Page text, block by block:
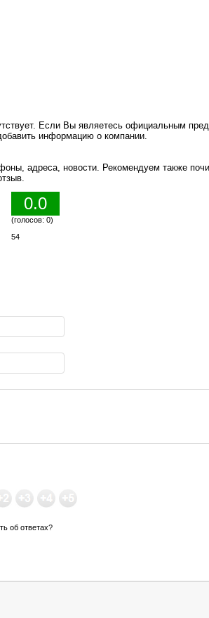
Если Вы являетесь официальным
информацию о компании.
адреса, новости. Рекомендуем также
0.0
(голосов: 0)
54
об ответах?